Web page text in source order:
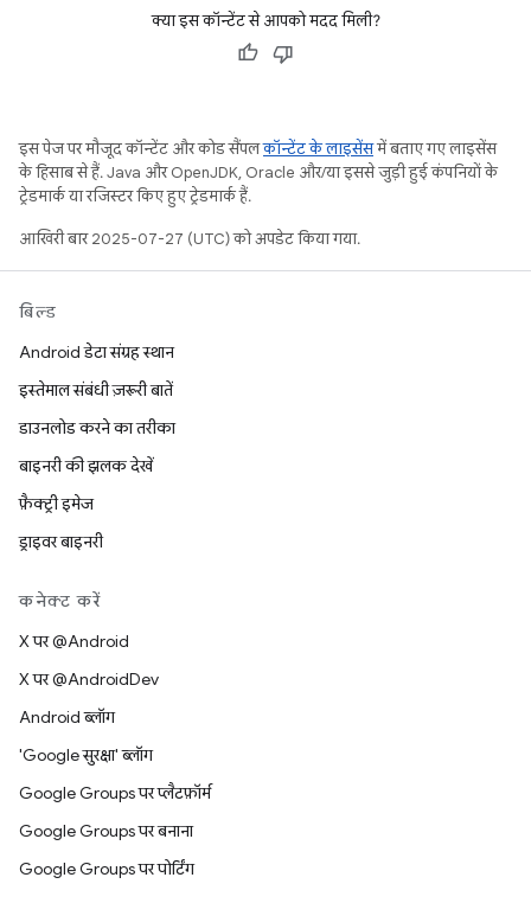
क्या इस कॉन्टेंट से आपको मदद मिली?
इस पेज पर मौजूद कॉन्टेंट और कोड सैंपलकॉन्टेंट के लाइसेंसमें बताए गए लाइसेंस
के हिसाब से हैं. Java और OpenJDK, Oracle और/या इससे जुड़ी हुई कंपनियों के
ट्रेडमार्क या रजिस्टर किए हुए ट्रेडमार्क हैं.
आखिरी बार 2025-07-27 (UTC) को अपडेट किया गया.
बिल्ड
Android डेटा संग्रह स्थान
इस्तेमाल संबंधी ज़रूरी बातें
डाउनलोड करने का तरीका
बाइनरी की झलक देखें
फ़ैक्ट्री इमेज
ड्राइवर बाइनरी
कनेक्ट करें
X पर @Android
X पर @AndroidDev
Android ब्लॉग
'Google सुरक्षा' ब्लॉग
Google Groups पर प्लैटफ़ॉर्म
Google Groups पर बनाना
Google Groups पर पोर्टिंग